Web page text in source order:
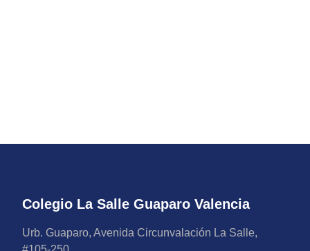
Colegio La Salle Guaparo Valencia
Urb. Guaparo, Avenida Circunvalación La Salle,